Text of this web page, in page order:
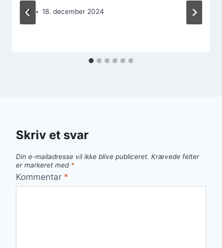
Af 18. december 2024
Skriv et svar
Din e-mailadresse vil ikke blive publiceret. Krævede felter
er markeret med *
Kommentar *